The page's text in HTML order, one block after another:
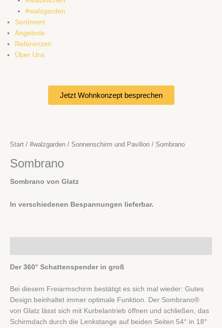
#walzgarden
Sortiment
Angebote
Referenzen
Über Uns
Jetzt Wohnkonzept besprechen
Start / #walzgarden / Sonnenschirm und Pavillon / Sombrano
Sombrano
Sombrano von Glatz
In verschiedenen Bespannungen lieferbar.
Der 360° Schattenspender in groß
Bei diesem Freiarmschirm bestätigt es sich mal wieder: Gutes
Design beinhaltet immer optimale Funktion. Der Sombrano®
von Glatz lässt sich mit Kurbelantrieb öffnen und schließen, das
Schirmdach durch die Lenkstange auf beiden Seiten 54° in 18°